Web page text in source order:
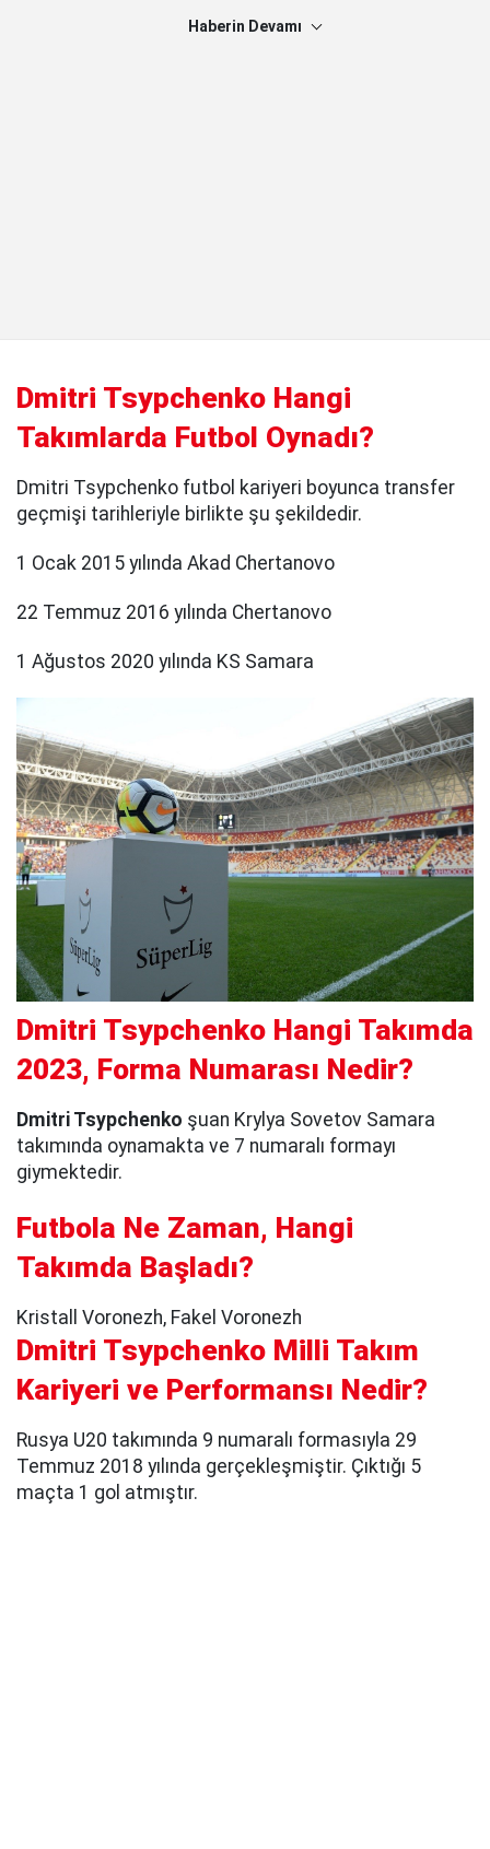
Haberin Devamı
Dmitri Tsypchenko Hangi
Takımlarda Futbol Oynadı?
Dmitri Tsypchenko futbol kariyeri boyunca transfer
geçmişi tarihleriyle birlikte şu şekildedir.
1 Ocak 2015 yılında Akad Chertanovo
22 Temmuz 2016 yılında Chertanovo
1 Ağustos 2020 yılında KS Samara
Dmitri Tsypchenko Hangi Takımda
2023, Forma Numarası Nedir?
Dmitri Tsypchenko şuan Krylya Sovetov Samara
takımında oynamakta ve 7 numaralı formayı
giymektedir.
Futbola Ne Zaman, Hangi
Takımda Başladı?
Kristall Voronezh, Fakel Voronezh
Dmitri Tsypchenko Milli Takım
Kariyeri ve Performansı Nedir?
Rusya U20 takımında 9 numaralı formasıyla 29
Temmuz 2018 yılında gerçekleşmiştir. Çıktığı 5
maçta 1 gol atmıştır.